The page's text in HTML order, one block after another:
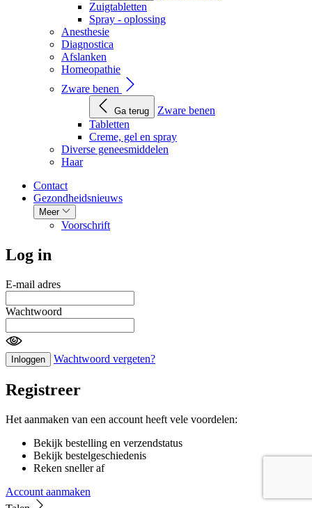
Zuigtabletten
Spray - oplossing
Anesthesie
Diagnostica
Afslanken
Homeopathie
Zware benen
Ga terug
Zware benen
Tabletten
Creme, gel en spray
Diverse geneesmiddelen
Haar
Contact
Gezondheidsnieuws
Meer
Voorschrift
Log in
E-mail adres
Wachtwoord
Inloggen Wachtwoord vergeten?
Registreer
Het aanmaken van een account heeft vele voordelen:
Bekijk bestelling en verzendstatus
Bekijk bestelgeschiedenis
Reken sneller af
Account aanmaken